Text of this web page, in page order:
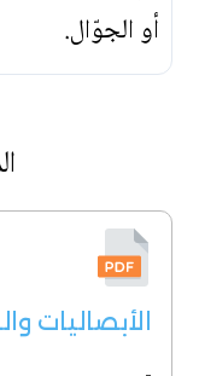
أو الجوّال.
الأبصاليات